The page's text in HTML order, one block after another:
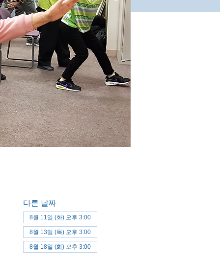
다른 날짜
8월 11일 (화) 오후 3:00
8월 13일 (목) 오후 3:00
8월 18일 (화) 오후 3:00